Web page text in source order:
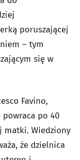
poruszającej
– tym
się w
Favino,
powraca po 40
matki. Wiedziony
że dzielnica